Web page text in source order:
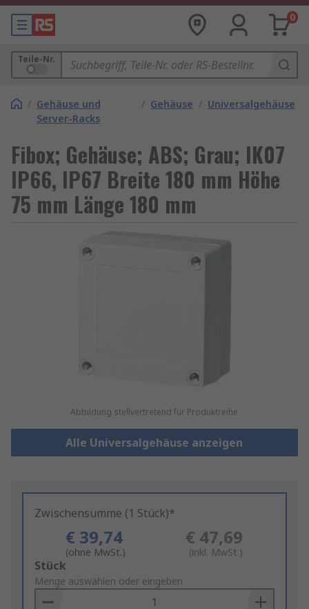
0
Teile-Nr.
/ Gehäuse und
Server-Racks
/ Gehäuse / Universalgehäuse
Fibox; Gehäuse; ABS; Grau; IK07
IP66, IP67 Breite 180 mm Höhe
75 mm Länge 180 mm
Abbildung stellvertretend für Produktreihe
Alle Universalgehäuse anzeigen
Zwischensumme (1 Stück)*
€ 39,74
(ohne MwSt.)
€ 47,69
(inkl. MwSt.)
Add
to
Basket
Stück
Menge auswählen oder eingeben